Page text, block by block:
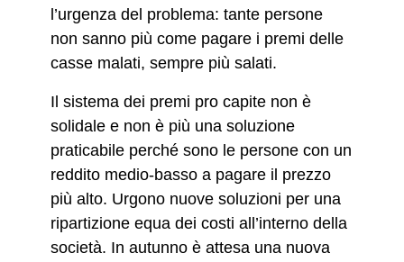
l’urgenza del problema: tante persone
non sanno più come pagare i premi delle
casse malati, sempre più salati.
Il sistema dei premi pro capite non è
solidale e non è più una soluzione
praticabile perché sono le persone con un
reddito medio-basso a pagare il prezzo
più alto. Urgono nuove soluzioni per una
ripartizione equa dei costi all’interno della
società. In autunno è attesa una nuova